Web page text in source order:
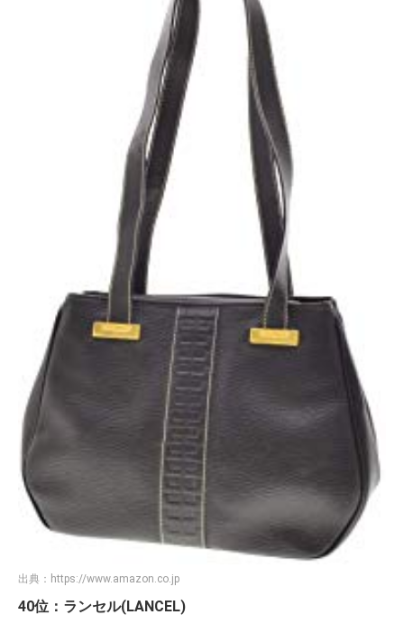
出典： https://www.amazon.co.jp
40位：ランセル(LANCEL)